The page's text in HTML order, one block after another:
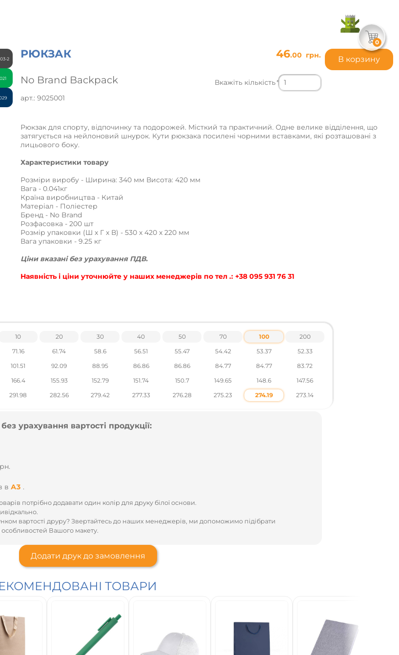
2
021
РЮКЗАК
No Brand Backpack
арт.: 9025001
46.00 грн.
Вкажіть кількість*
Рюкзак для спорту, відпочинку та подорожей. Місткий та практичний. Одне велике відділення, що
затягується на нейлоновий шнурок. Кути рюкзака посилені чорними вставками, які розташовані з
лицьового боку.
Характеристики товару
Розміри виробу - Ширина: 340 мм Висота: 420 мм
Вага - 0.041кг
Країна виробництва - Китай
Матеріал - Поліестер
Бренд - No Brand
Розфасовка - 200 шт
Розмір упаковки (Ш x Г x В) - 530 x 420 x 220 мм
Вага упаковки - 9.25 кг
Ціни вказані без урахування ПДВ.
Наявність і ціни уточнюйте у наших менеджерів по тел .: +38 095 931 76 31
В корзину
10 20 30 40 50 70 100
200
71.16 61.74 58.6 56.51 55.47 54.42 53.37
52.33
101.51 92.09 88.95 86.86 86.86 84.77 84.77
83.72
166.4 155.93 152.79 151.74 150.7 149.65 148.6
147.56
291.98 282.56 279.42 277.33 276.28 275.23 274.19 273.14
урахування вартості продукції:
А4.
потрібно додавати один колір для друку білої основи.
вартості друру? Звертайтесь до наших менеджерів, ми допоможимо підібрати
Вашого макету.
Додати друк до замовлення
ТОВАРИ
0